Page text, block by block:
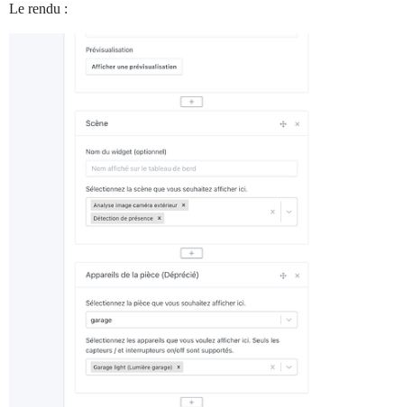
Le rendu :